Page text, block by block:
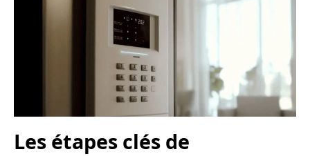
Les étapes clés de